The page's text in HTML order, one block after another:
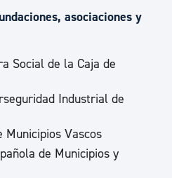
asociaciones y
Social de la Caja de
Industrial de
Municipios Vascos
de Municipios y